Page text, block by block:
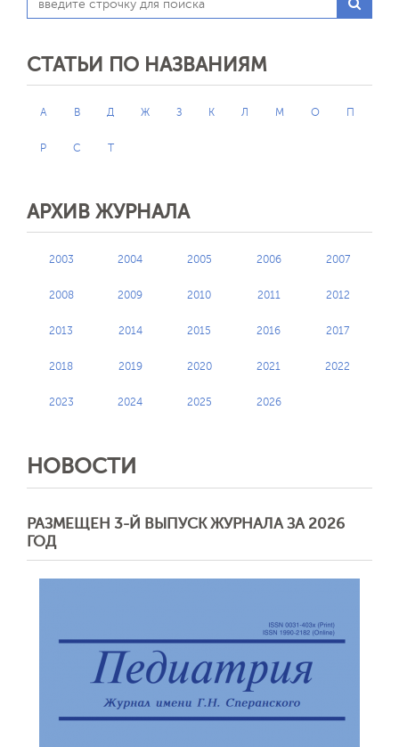
СТАТЬИ ПО НАЗВАНИЯМ
А В Д Ж З К Л М О П
Р С Т
АРХИВ ЖУРНАЛА
2003 2004 2005 2006 2007
2008 2009 2010 2011 2012
2013 2014 2015 2016 2017
2018 2019 2020 2021 2022
2023 2024 2025 2026
НОВОСТИ
РАЗМЕЩЕН 3-Й ВЫПУСК ЖУРНАЛА ЗА 2026
ГОД